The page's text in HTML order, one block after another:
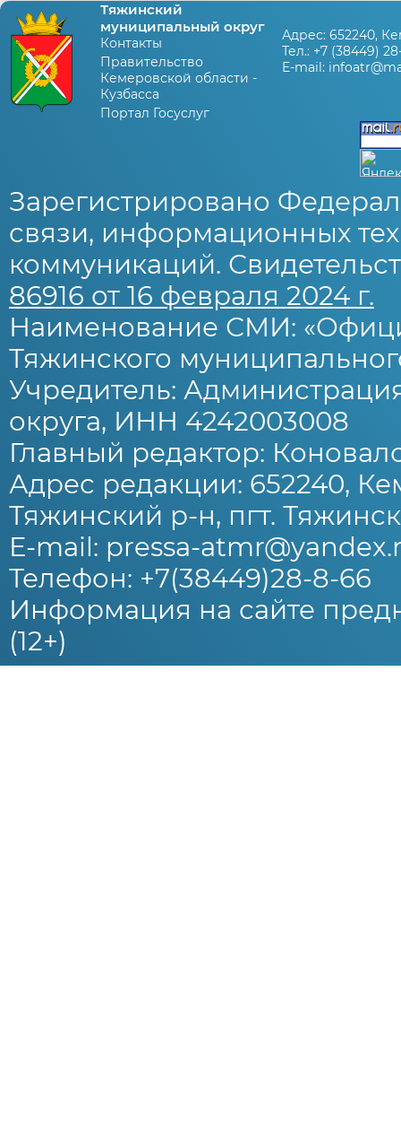
Тяжинский
муниципальный округ
Контакты
Правительство
Кемеровской области -
Кузбасса
Портал Госуслуг
Адрес: 652240,
Тел.: +7 (38449)
E-mail:
Зарегистрировано
связи, информационных
коммуникаций.
86916 от 16 февраля 2024 г.
Наименование СМИ:
Тяжинского
Учредитель:
округа, ИНН 4242003008
Главный редактор:
Адрес редакции: 652240,
Тяжинский р-н, пгт.
E-mail: pressa-
Телефон: +7(38449)28-8-66
Информация на сайте
(12+)